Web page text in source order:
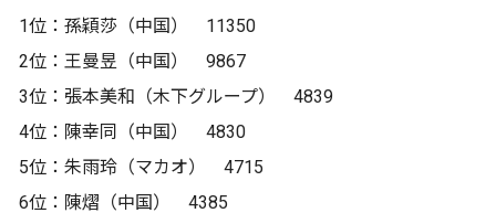
1位：孫穎莎（中国） 11350
2位：王曼昱（中国） 9867
3位：張本美和（木下グループ） 4839
4位：陳幸同（中国） 4830
5位：朱雨玲（マカオ） 4715
6位：陳熠（中国） 4385